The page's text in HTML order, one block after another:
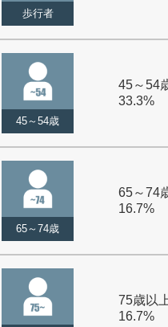
歩行者
45～54歳
45～54
33.3%
65～74歳
65～74
16.7%
75歳以
16.7%